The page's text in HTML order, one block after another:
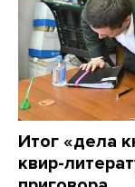
Итог «дела
квир-